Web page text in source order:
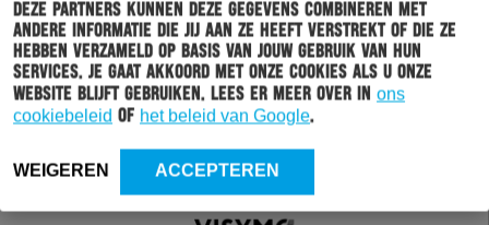
Deze partners kunnen deze gegevens combineren met
andere informatie die jij aan ze heeft verstrekt of die ze
hebben verzameld op basis van jouw gebruik van hun
services. Je gaat akkoord met onze cookies als u onze
website blijft gebruiken. Lees er meer over in ons
cookiebeleid of het beleid van Google.
WEIGEREN ACCEPTEREN